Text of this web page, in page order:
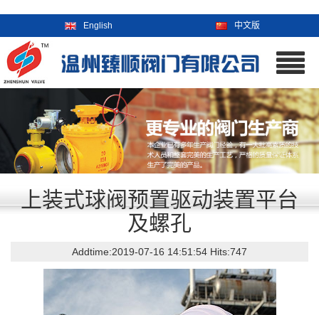
中文版
English
上装式球阀预置驱动装置平台
及螺孔
Addtime:2019-07-16 14:51:54 Hits:747